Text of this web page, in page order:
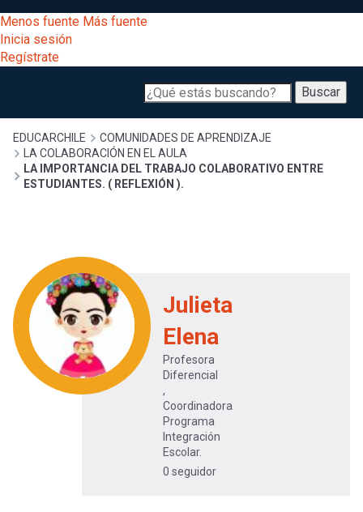
al
contenido
principal
[Educarchile
Escritorio]
Menú
a
mi
cuenta
Menos fuente Más fuente
Inicia sesión
Regístrate
Buscar
Buscar
Menú
principal
Desarrollo
Expand
Gestión
curricular
Expand
Exploración
Expand
[Educarchile
Inicia
sesión
Regístrate
Sobrescribir
enlaces
de
ayuda
a
la
navegación
EDUCARCHILE
COMUNIDADES DE APRENDIZAJE
LA COLABORACIÓN EN EL AULA
LA IMPORTANCIA DEL TRABAJO COLABORATIVO ENTRE
ESTUDIANTES. ( REFLEXIÓN ).
Julieta
Elena
Profesora
Diferencial
,
Coordinadora
Programa
Integración
Escolar.
0 seguidor